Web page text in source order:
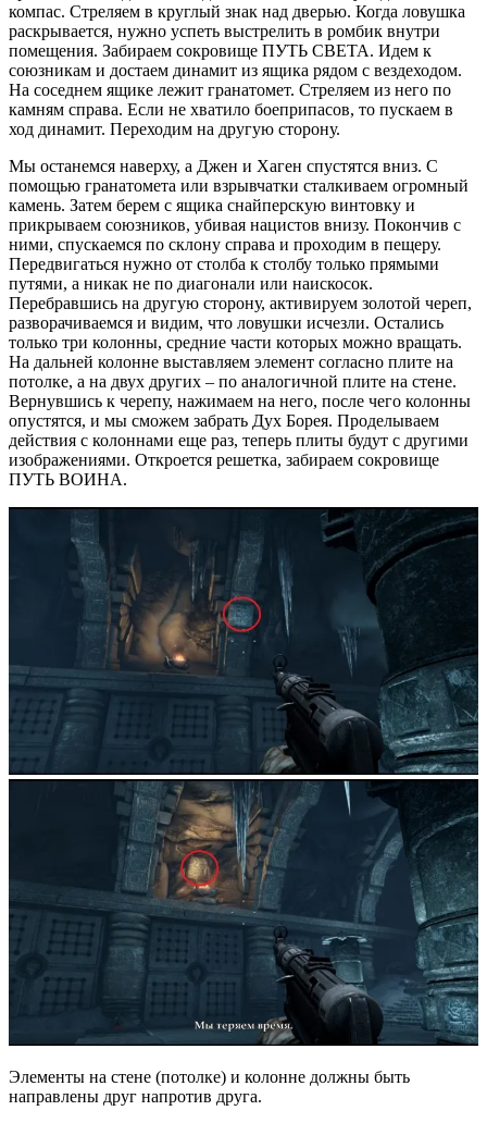
компас. Стреляем в круглый знак над дверью. Когда ловушка
раскрывается, нужно успеть выстрелить в ромбик внутри
помещения. Забираем сокровище ПУТЬ СВЕТА. Идем к
союзникам и достаем динамит из ящика рядом с вездеходом.
На соседнем ящике лежит гранатомет. Стреляем из него по
камням справа. Если не хватило боеприпасов, то пускаем в
ход динамит. Переходим на другую сторону.
Мы останемся наверху, а Джен и Хаген спустятся вниз. С
помощью гранатомета или взрывчатки сталкиваем огромный
камень. Затем берем с ящика снайперскую винтовку и
прикрываем союзников, убивая нацистов внизу. Покончив с
ними, спускаемся по склону справа и проходим в пещеру.
Передвигаться нужно от столба к столбу только прямыми
путями, а никак не по диагонали или наискосок.
Перебравшись на другую сторону, активируем золотой череп,
разворачиваемся и видим, что ловушки исчезли. Остались
только три колонны, средние части которых можно вращать.
На дальней колонне выставляем элемент согласно плите на
потолке, а на двух других – по аналогичной плите на стене.
Вернувшись к черепу, нажимаем на него, после чего колонны
опустятся, и мы сможем забрать Дух Борея. Проделываем
действия с колоннами еще раз, теперь плиты будут с другими
изображениями. Откроется решетка, забираем сокровище
ПУТЬ ВОИНА.
Элементы на стене (потолке) и колонне должны быть
направлены друг напротив друга.